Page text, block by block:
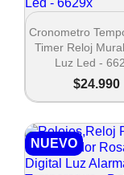
 Vista
Cronometro
Timer Reloj
Luz Led -
$24.990
NUEVO